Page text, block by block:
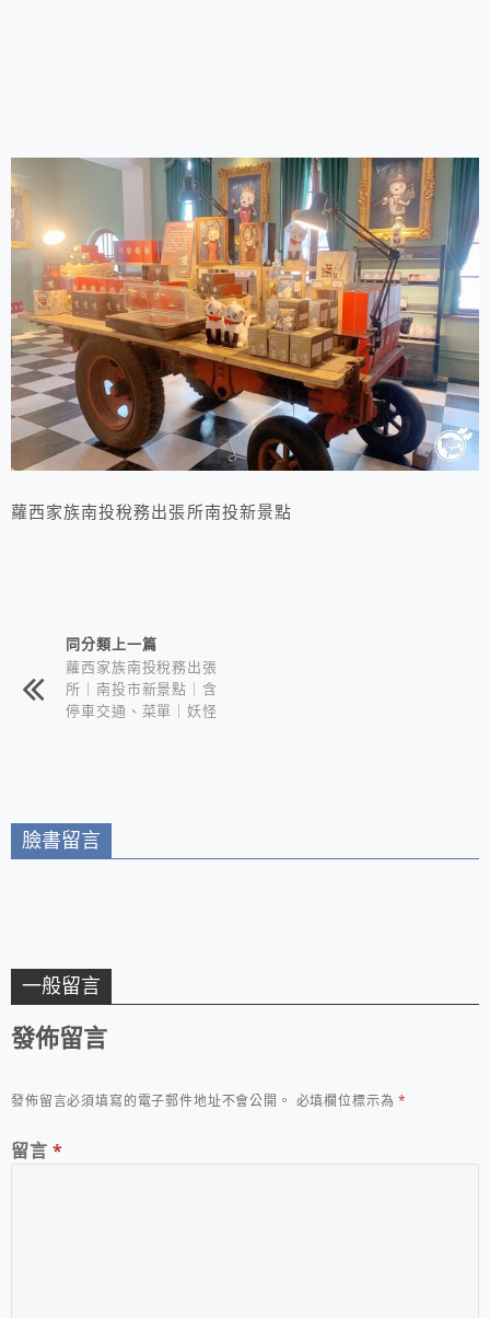
蘿西家族南投稅務出張所南投新景點
相連文章同分類上一篇
蘿西家族南投稅務出張
所｜南投市新景點｜含
停車交通、菜單｜妖怪
臉書留言
一般留言
發佈留言
發佈留言必須填寫的電子郵件地址不會公開。 必填欄位標示為*
留言 *